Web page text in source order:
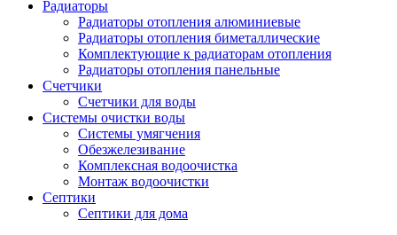
Радиаторы
Радиаторы отопления алюминиевые
Радиаторы отопления биметаллические
Комплектующие к радиаторам отопления
Радиаторы отопления панельные
Cчетчики
Счетчики для воды
Системы очистки воды
Системы умягчения
Обезжелезивание
Комплексная водоочистка
Монтаж водоочистки
Септики
Септики для дома